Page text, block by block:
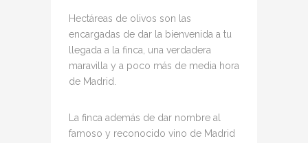
Hectáreas de olivos son las
encargadas de dar la bienvenida a tu
llegada a la finca, una verdadera
maravilla y a poco más de media hora
de Madrid.
La finca además de dar nombre al
famoso y reconocido vino de Madrid